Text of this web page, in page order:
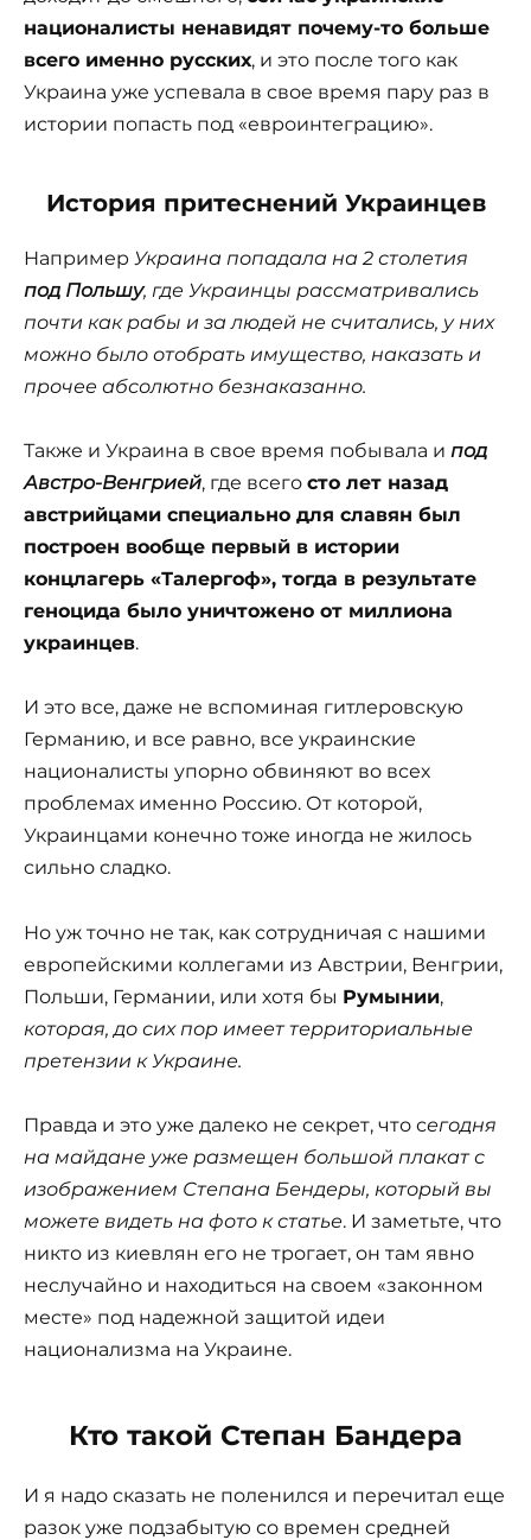
националисты ненавидят почему-то больше
всего именно русских, и это после того как
Украина уже успевала в свое время пару раз в
истории попасть под «евроинтеграцию».
История притеснений Украинцев
Например Украина попадала на 2 столетия
под Польшу, где Украинцы рассматривались
почти как рабы и за людей не считались, у них
можно было отобрать имущество, наказать и
прочее абсолютно безнаказанно.
Также и Украина в свое время побывала и под
Австро-Венгрией, где всего сто лет назад
австрийцами специально для славян был
построен вообще первый в истории
концлагерь «Талергоф», тогда в результате
геноцида было уничтожено от миллиона
украинцев.
И это все, даже не вспоминая гитлеровскую
Германию, и все равно, все украинские
националисты упорно обвиняют во всех
проблемах именно Россию. От которой,
Украинцами конечно тоже иногда не жилось
сильно сладко.
Но уж точно не так, как сотрудничая с нашими
европейскими коллегами из Австрии, Венгрии,
Польши, Германии, или хотя бы Румынии,
которая, до сих пор имеет территориальные
претензии к Украине.
Правда и это уже далеко не секрет, что сегодня
на майдане уже размещен большой плакат с
изображением Степана Бендеры, который вы
можете видеть на фото к статье. И заметьте, что
никто из киевлян его не трогает, он там явно
неслучайно и находиться на своем «законном
месте» под надежной защитой идеи
национализма на Украине.
Кто такой Степан Бандера
И я надо сказать не поленился и перечитал еще
разок уже подзабытую со времен средней